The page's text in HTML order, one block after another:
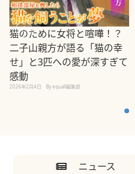
猫のために女将と喧嘩！？
二子山親方が語る「猫の幸
せ」と3匹への愛が深すぎて
感動
2026年2月4日 By equall編集部
ニュース